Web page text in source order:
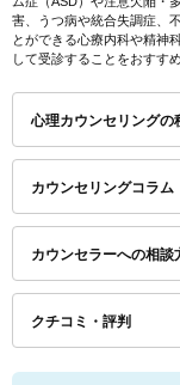
害、うつ病や統合失調症、
とができる心療内科や精神
して受診することをおすす
心理カウンセリングの
カウンセリングコラム
カウンセラーへの相談
クチコミ・評判